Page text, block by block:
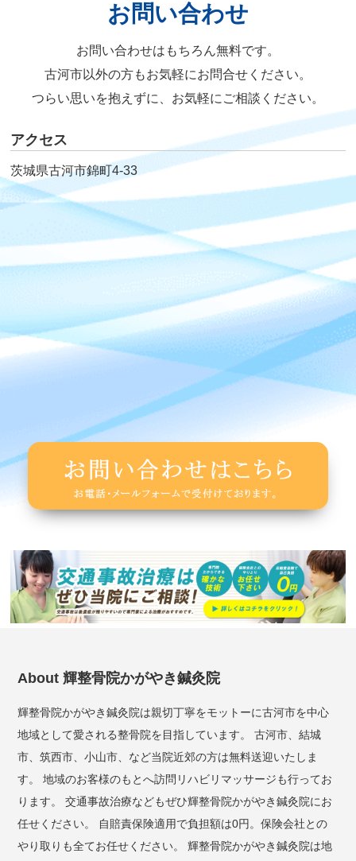
お問い合わせ
お問い合わせはもちろん無料です。
古河市以外の方もお気軽にお問合せください。
つらい思いを抱えずに、お気軽にご相談ください。
アクセス
茨城県古河市錦町4-33
About 輝整骨院かがやき鍼灸院
輝整骨院かがやき鍼灸院は親切丁寧をモットーに古河市を中心
地域として愛される整骨院を目指しています。 古河市、結城
市、筑西市、小山市、など当院近郊の方は無料送迎いたしま
す。 地域のお客様のもとへ訪問リハビリマッサージも行ってお
ります。 交通事故治療などもぜひ輝整骨院かがやき鍼灸院にお
任せください。 自賠責保険適用で負担額は0円。保険会社との
やり取りも全てお任せください。 輝整骨院かがやき鍼灸院は地